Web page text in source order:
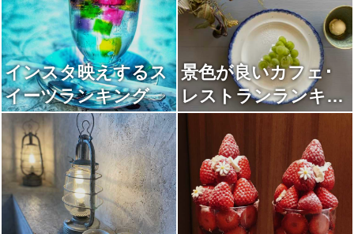
インスタ映えするス
イーツランキング
景色が良いカフェ･
レストランランキン